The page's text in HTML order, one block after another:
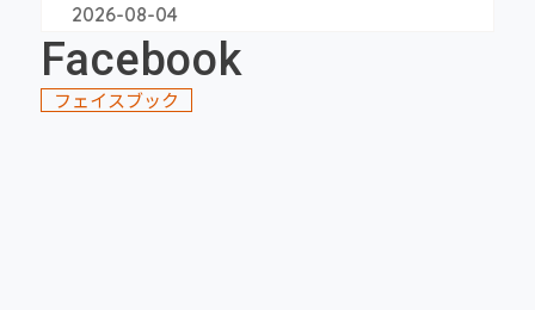
2026-08-04
★江刺大通り分譲地 区画5★価格改定しまし
た！
Facebook
フェイスブック